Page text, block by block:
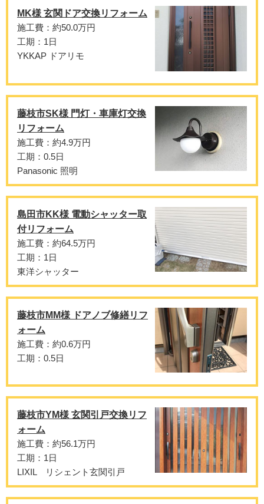
MK様 玄関ドア交換リフォーム
施工費：約50.0万円
工期：1日
YKKAP ドアリモ
藤枝市SK様 門灯・車庫灯交換
リフォーム
施工費：約4.9万円
工期：0.5日
Panasonic 照明
島田市KK様 電動シャッター取
付リフォーム
施工費：約64.5万円
工期：1日
東洋シャッター
藤枝市MM様 ドアノブ修繕リフ
ォーム
施工費：約0.6万円
工期：0.5日
藤枝市YM様 玄関引戸交換リフ
ォーム
施工費：約56.1万円
工期：1日
LIXIL リシェント玄関引戸